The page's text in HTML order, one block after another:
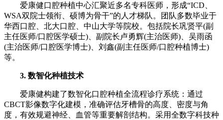
爱康健口腔种植中心汇聚近多名专科医师，形成“ICD、
WSA双院士领衔、硕博为骨干”的人才梯队。团队多数毕业于
华西口腔、北大口腔、中山大学等院校。包括院长巩贤平(副
主任医师/口腔医学硕士)、副院长卢勇辉(主治医师)、吴雨函
(主治医师/口腔医学博士)、刘鑫(副主任医师/口腔种植博士)
等。
3. 数智化种植技术
爱康健构建了数智化口腔种植全流程诊疗系统：通过
CBCT影像数字化建模，准确评估牙槽骨的高度、密度与角
度，有效规避神经、血管等重要解剖结构。采用全数字科技种